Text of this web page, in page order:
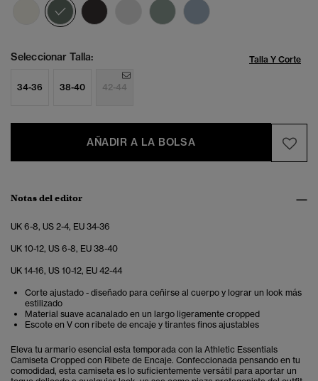
seleccionado
Seleccionar Talla: Talla Y Corte
34-36 38-40 42-44
AÑADIR A LA BOLSA
Notas del editor
UK 6-8, US 2-4, EU 34-36
UK 10-12, US 6-8, EU 38-40
UK 14-16, US 10-12, EU 42-44
Corte ajustado - diseñado para ceñirse al cuerpo y lograr un look más
estilizado
Material suave acanalado en un largo ligeramente cropped
Escote en V con ribete de encaje y tirantes finos ajustables
Eleva tu armario esencial esta temporada con la Athletic Essentials
Camiseta Cropped con Ribete de Encaje. Confeccionada pensando en tu
comodidad, esta camiseta es lo suficientemente versátil para aportar un